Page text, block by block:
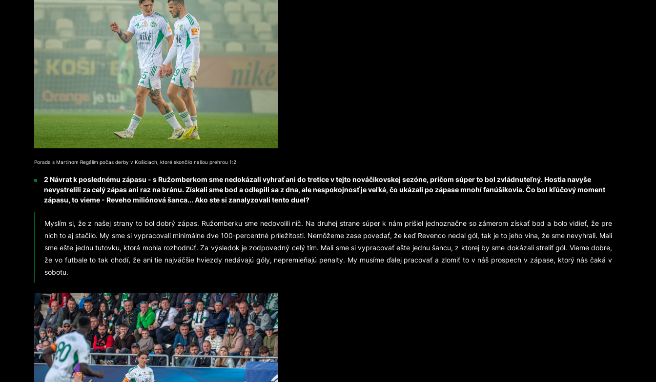
Porada s Martinom Regálim počas derby v Košiciach, ktoré skončilo našou prehrou 1:2
2 Návrat k poslednému zápasu - s Ružomberkom sme nedokázali vyhrať ani do tretice v tejto nováčikovskej sezóne, pričom súper to bol zvládnuteľný. Hostia navyše
nevystrelili za celý zápas ani raz na bránu. Získali sme bod a odlepili sa z dna, ale nespokojnosť je veľká, čo ukázali po zápase mnohí fanúšikovia. Čo bol kľúčový moment
zápasu, to vieme - Reveho miliónová šanca... Ako ste si zanalyzovali tento duel?
Myslím si, že z našej strany to bol dobrý zápas. Ružomberku sme nedovolili nič. Na druhej strane súper k nám prišiel jednoznačne so zámerom získať bod a bolo vidieť, že pre
nich to aj stačilo. My sme si vypracovali minimálne dve 100-percentné príležitosti. Nemôžeme zase povedať, že keď Revenco nedal gól, tak je to jeho vina, že sme nevyhrali. Mali
sme ešte jednu tutovku, ktorá mohla rozhodnúť. Za výsledok je zodpovedný celý tím. Mali sme si vypracovať ešte jednu šancu, z ktorej by sme dokázali streliť gól. Vieme dobre,
že vo futbale to tak chodí, že ani tie najväčšie hviezdy nedávajú góly, nepremieňajú penalty. My musíme ďalej pracovať a zlomiť to v náš prospech v zápase, ktorý nás čaká v
sobotu.